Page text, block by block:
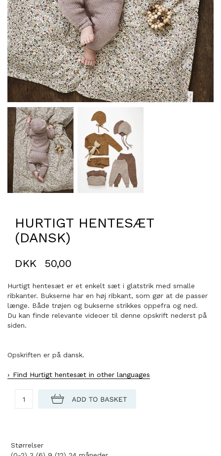
HURTIGT HENTESÆT
(DANSK)
DKK 50,00
Hurtigt hentesæt er et enkelt sæt i glatstrik med smalle
ribkanter. Bukserne har en høj ribkant, som gør at de passer
længe. Både trøjen og bukserne strikkes oppefra og ned.
Du kan finde relevante videoer til denne opskrift nederst på
siden.
Opskriften er på dansk.
Find Hurtigt hentesæt in other languages
Størrelser